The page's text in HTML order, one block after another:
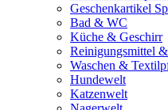
Geschenkartikel
Bad & WC
Küche & Geschirr
Reinigungsmittel
Waschen &
Hundewelt
Katzenwelt